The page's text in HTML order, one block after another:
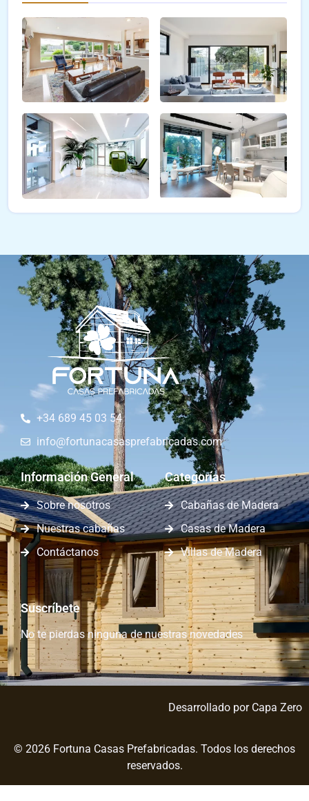
+34 689 45 03 54
info@fortunacasasprefabricadas.com
Información General
Sobre nosotros
Nuestras cabañas
Contáctanos
Categorías
Cabañas de Madera
Casas de Madera
Villas de Madera
Suscríbete
No te pierdas ninguna de nuestras novedades
© 2026 Fortuna Casas Prefabricadas. Todos los derechos
reservados.
Desarrollado por Capa Zero